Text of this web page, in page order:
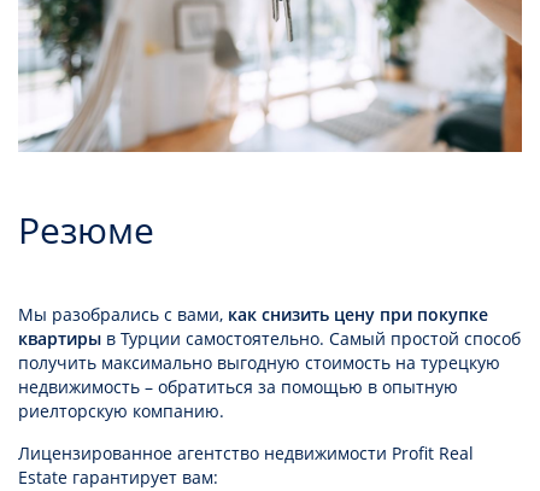
Резюме
Мы разобрались с вами, как снизить цену при покупке
квартиры в Турции самостоятельно. Самый простой способ
получить максимально выгодную стоимость на турецкую
недвижимость – обратиться за помощью в опытную
риелторскую компанию.
Лицензированное агентство недвижимости Profit Real
Estate гарантирует вам: